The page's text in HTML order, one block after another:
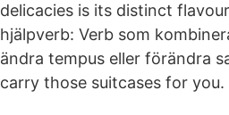
delicacies is its distinct
hjälpverb: Verb som
ändra tempus eller förändra
carry those suitcases for you.